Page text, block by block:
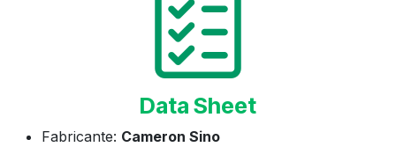
Data Sheet
Fabricante: Cameron Sino